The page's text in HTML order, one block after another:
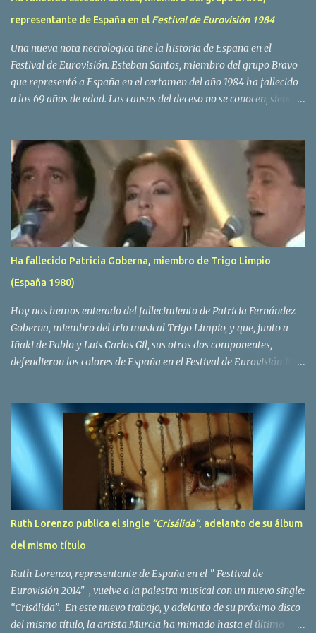
representante de España en el Festival de Eurovisión 1984
Una nueva nota necrologica tiñe la historia de España en el
Festival de Eurovisión. Esteban Santos, miembro del grupo Bravo
que representó a España en el certamen del año 1984 ha fallecido
a los 69 años de edad. Las causas del deceso no se conocen, siendo
traves de las redes sociales. Nacido en Tolosa en 1951, durante su
epoca universitaria en la carrera de empresariales conoció al
estudiante de medicina Luis Villar, comenzando a actuar
juntos,Santos a la guitarra y Villar al piano, sin atreverse a dar el
salto al mercado profesional. Sin embargo esto cambió gracias a la
propia Amaia Saizar, que tras su abandono de Trigo Limpio,
recibió por parte de la discografica Hispavox el encargo de crear
un nuevo grupo, reclutando al duo de amigos y a la ex modelo
Yolanda Hoyos. Con los cuatro surgió en el año 1982 el grupo
Ha fallecido Patricia Goberna, miembro de Trigo Limpio
(España 1980)
Hoy nos hemos enterado del fallecimiento de Patricia Fernández
Goberna, miembro del trio musical Trigo Limpio, y que, junto a
Iñaki de Pablo y Luis Carlos Gil, sus otros dos componentes,
defendieron los colores de España en el Festival de Eurovisión 1980
padeciendo desde hace tiempo. Patricia Fernández Goberna,
nacida en 1957, entró a formar parte de la formación musical
antes mencionada en el año 1979 sustituyendo a Amaya Saizar. Es
el año 1980 cuando son elegidos para representar a España en
Dublín donde, con su tema Quedate esta noche, obtienen el puesto
12 de 19 países. Tras esta participación graban en Estados Unidos
el disco Entrañablemente , abriendole las puertas del éxito en
America Latina, en especial en Mexico, en donde pasan largas
temporadas. En Trigo Limpio permanecerá hasta el año 1988,
Ruth Lorenzo publica el single “Crisálida“, adelanto de su álbum
del mismo título
Ruth Lorenzo, representante de España en el " Festival de
Eurovisión 2014" , vuelve a la palestra musical con un nuevo single:
“Crisálida”. En este nuevo trabajo, y adelanto de su próximo disco
del mismo título, la artista Murcia ha mimado hasta el último